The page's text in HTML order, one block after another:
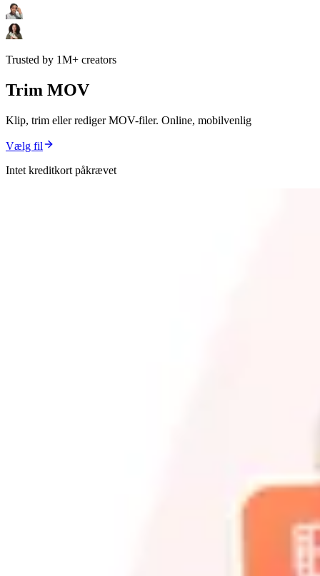
Trusted by 1M+ creators
Trim MOV
Klip, trim eller rediger MOV-filer. Online, mobilvenlig
Vælg fil
Intet kreditkort påkrævet